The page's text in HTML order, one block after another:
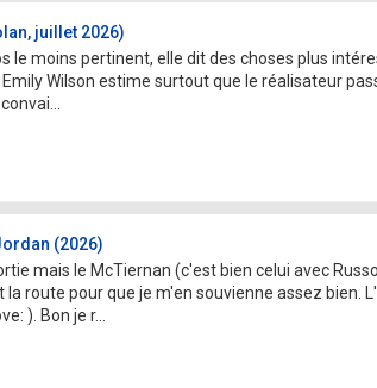
juillet 2026)
le moins pertinent, elle dit des choses plus
Wilson estime surtout que le réalisateur
(2026)
mais le McTiernan (c'est bien celui avec
route pour que je m'en souvienne assez bien.
). Bon je r...